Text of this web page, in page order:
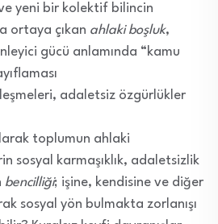
yeni bir kolektif bilincin
ortaya çıkan ahlaki boşluk,
gücü anlamında “kamu
adaletsiz özgürlükler
toplumun ahlaki
sosyal karmaşıklık, adaletsizlik
bencilliği; işine, kendisine ve diğer
sosyal yön bulmakta zorlanışı